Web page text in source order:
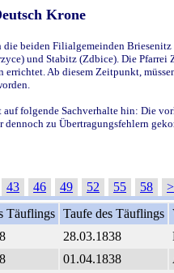
Krone
beiden Filialgemeinden
und Stabitz (Zdbice). Die
Ab diesem Zeitpunkt,
auf folgende Sachverhalte hin: Die
zu Übertragungsfehlern
43 46 49 52 55 58
Täuflings Taufe des Täuflings
28.03.1838
01.04.1838